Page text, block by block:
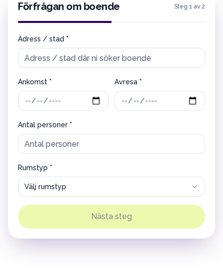
Förfrågan om boende Steg 1 av 2
Adress / stad *
Ankomst * Avresa *
Antal personer *
Rumstyp *
Välj rumstyp
Nästa steg